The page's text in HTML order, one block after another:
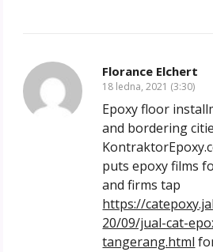
Florance Elchert
18 ledna, 2021 (3:30)
Epoxy floor
and bordering
puts epoxy films
and firms tap
https://
20/09/jual-cat-
tangerang.html